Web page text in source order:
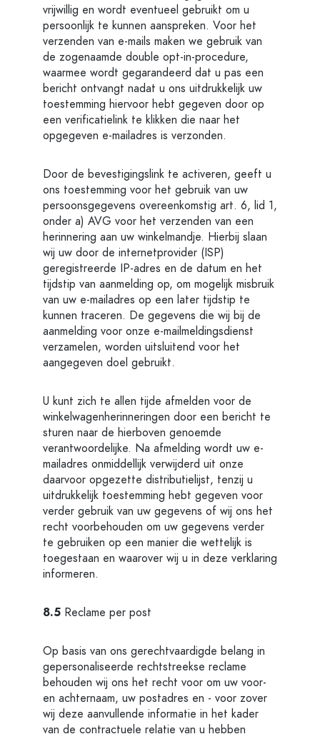
vrijwillig en wordt eventueel gebruikt om u
persoonlijk te kunnen aanspreken. Voor het
verzenden van e-mails maken we gebruik van
de zogenaamde double opt-in-procedure,
waarmee wordt gegarandeerd dat u pas een
bericht ontvangt nadat u ons uitdrukkelijk uw
toestemming hiervoor hebt gegeven door op
een verificatielink te klikken die naar het
opgegeven e-mailadres is verzonden.
Door de bevestigingslink te activeren, geeft u
ons toestemming voor het gebruik van uw
persoonsgegevens overeenkomstig art. 6, lid 1,
onder a) AVG voor het verzenden van een
herinnering aan uw winkelmandje. Hierbij slaan
wij uw door de internetprovider (ISP)
geregistreerde IP-adres en de datum en het
tijdstip van aanmelding op, om mogelijk misbruik
van uw e-mailadres op een later tijdstip te
kunnen traceren. De gegevens die wij bij de
aanmelding voor onze e-mailmeldingsdienst
verzamelen, worden uitsluitend voor het
aangegeven doel gebruikt.
U kunt zich te allen tijde afmelden voor de
winkelwagenherinneringen door een bericht te
sturen naar de hierboven genoemde
verantwoordelijke. Na afmelding wordt uw e-
mailadres onmiddellijk verwijderd uit onze
daarvoor opgezette distributielijst, tenzij u
uitdrukkelijk toestemming hebt gegeven voor
verder gebruik van uw gegevens of wij ons het
recht voorbehouden om uw gegevens verder
te gebruiken op een manier die wettelijk is
toegestaan en waarover wij u in deze verklaring
informeren.
8.5 Reclame per post
Op basis van ons gerechtvaardigde belang in
gepersonaliseerde rechtstreekse reclame
behouden wij ons het recht voor om uw voor-
en achternaam, uw postadres en - voor zover
wij deze aanvullende informatie in het kader
van de contractuele relatie van u hebben